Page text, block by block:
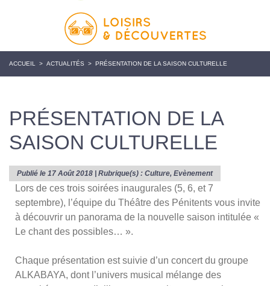
ACCUEIL > ACTUALITÉS > PRÉSENTATION DE LA SAISON CULTURELLE
PRÉSENTATION DE LA
SAISON CULTURELLE
Publié le 17 Août 2018 | Rubrique(s) : Culture, Evènement
Lors de ces trois soirées inaugurales (5, 6, et 7
septembre), l’équipe du Théâtre des Pénitents vous invite
à découvrir un panorama de la nouvelle saison intitulée «
Le chant des possibles… ».
Chaque présentation est suivie d’un concert du groupe
ALKABAYA, dont l’univers musical mélange des